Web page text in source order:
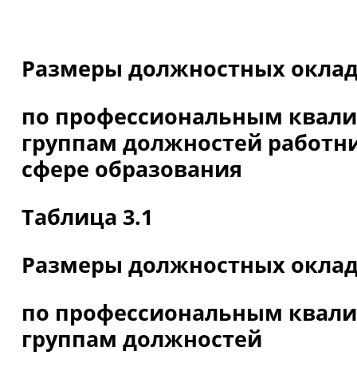
Размеры должностных
по профессиональным
группам должностей
сфере образования
Таблица 3.1
Размеры должностных
по профессиональным
группам должностей